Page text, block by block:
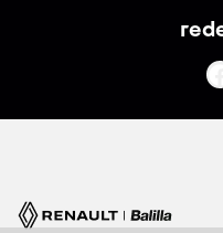
motoristas de aplicativo
frotista